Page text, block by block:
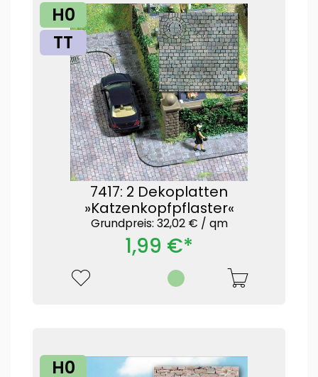
H0
TT
7417: 2 Dekoplatten
»Katzenkopfpflaster«
Grundpreis: 32,02 € / qm
1,99 €*
H0